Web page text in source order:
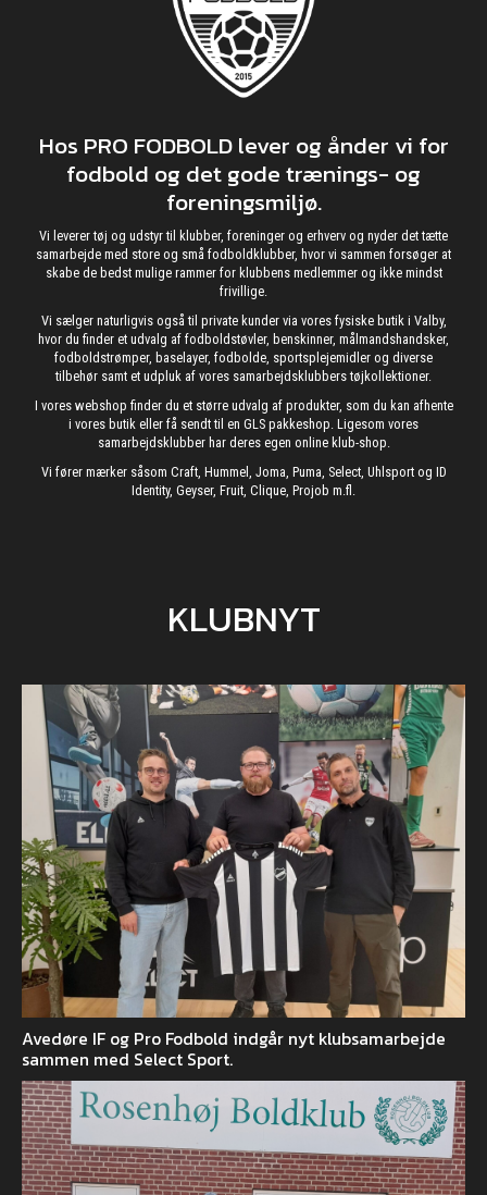
Hos PRO FODBOLD lever og ånder vi for
fodbold og det gode trænings- og
foreningsmiljø.
Vi leverer tøj og udstyr til klubber, foreninger og erhverv og nyder det tætte
samarbejde med store og små fodboldklubber, hvor vi sammen forsøger at
skabe de bedst mulige rammer for klubbens medlemmer og ikke mindst
frivillige.
Vi sælger naturligvis også til private kunder via vores fysiske butik i Valby,
hvor du finder et udvalg af fodboldstøvler, benskinner, målmandshandsker,
fodboldstrømper, baselayer, fodbolde, sportsplejemidler og diverse
tilbehør samt et udpluk af vores samarbejdsklubbers tøjkollektioner.
I vores webshop finder du et større udvalg af produkter, som du kan afhente
i vores butik eller få sendt til en GLS pakkeshop. Ligesom vores
samarbejdsklubber har deres egen online klub-shop.
Vi fører mærker såsom Craft, Hummel, Joma, Puma, Select, Uhlsport og ID
Identity, Geyser, Fruit, Clique, Projob m.fl.
KLUBNYT
Avedøre IF og Pro Fodbold indgår nyt klubsamarbejde
sammen med Select Sport.